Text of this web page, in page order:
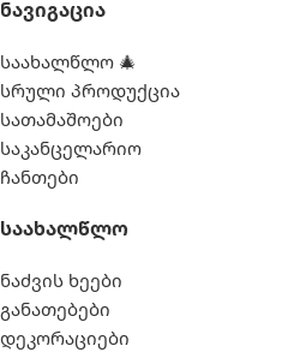
Ნავიგაცია
საახალწლო 🎄
სრული პროდუქცია
სათამაშოები
საკანცელარიო
ჩანთები
Საახალწლო
ნაძვის ხეები
განათებები
დეკორაციები